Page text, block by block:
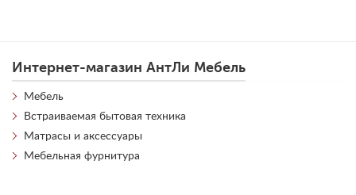
Интернет-магазин АнтЛи Мебель
Мебель
Встраиваемая бытовая техника
Матрасы и аксессуары
Мебельная фурнитура